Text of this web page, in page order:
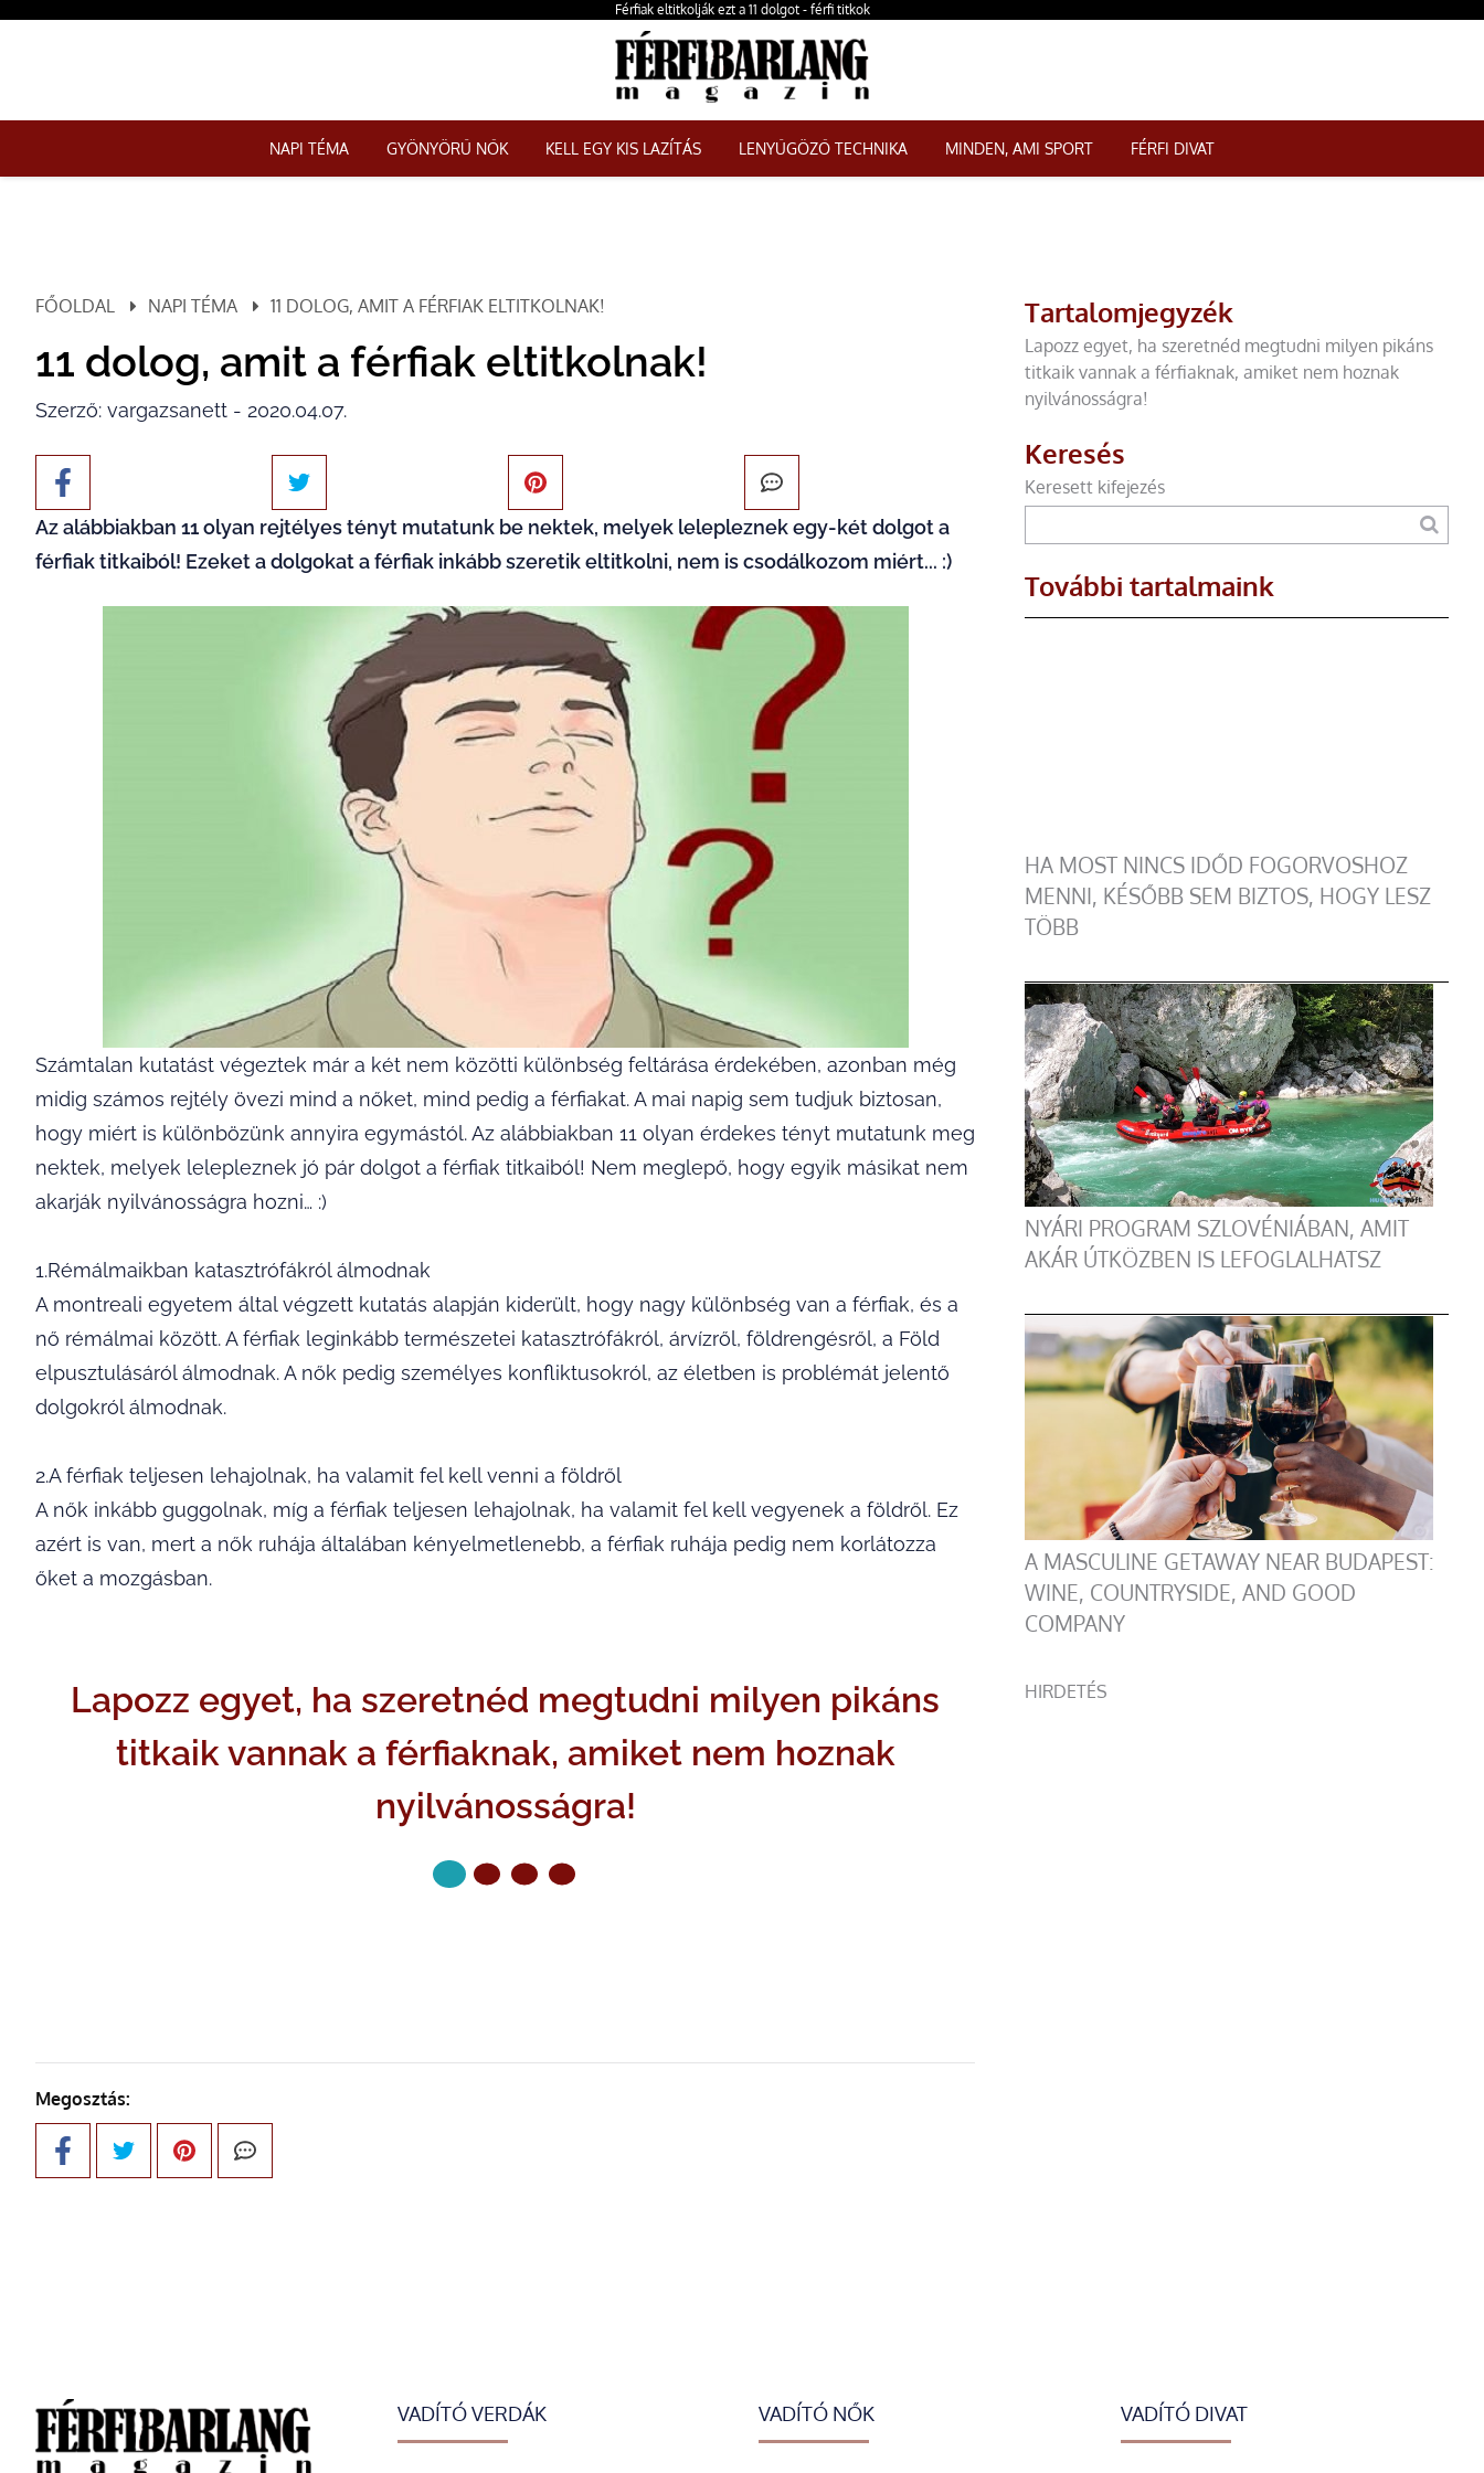
Férfiak eltitkolják ezt a 11 dolgot - férfi titkok
NAPI TÉMA GYÖNYÖRŰ NŐK KELL EGY KIS LAZÍTÁS LENYŰGÖZŐ TECHNIKA MINDEN, AMI SPORT FÉRFI DIVAT
FŐOLDAL NAPI TÉMA 11 DOLOG, AMIT A FÉRFIAK ELTITKOLNAK!
11 dolog, amit a férfiak eltitkolnak!
Szerző: vargazsanett - 2020.04.07.
Az alábbiakban 11 olyan rejtélyes tényt mutatunk be nektek, melyek lelepleznek egy-két dolgot a
férfiak titkaiból! Ezeket a dolgokat a férfiak inkább szeretik eltitkolni, nem is csodálkozom miért... :)
Számtalan kutatást végeztek már a két nem közötti különbség feltárása érdekében, azonban még
midig számos rejtély övezi mind a nőket, mind pedig a férfiakat. A mai napig sem tudjuk biztosan,
hogy miért is különbözünk annyira egymástól. Az alábbiakban 11 olyan érdekes tényt mutatunk meg
nektek, melyek lelepleznek jó pár dolgot a férfiak titkaiból! Nem meglepő, hogy egyik másikat nem
akarják nyilvánosságra hozni… :)
1.Rémálmaikban katasztrófákról álmodnak
A montreali egyetem által végzett kutatás alapján kiderült, hogy nagy különbség van a férfiak, és a
nő rémálmai között. A férfiak leginkább természetei katasztrófákról, árvízről, földrengésről, a Föld
elpusztulásáról álmodnak. A nők pedig személyes konfliktusokról, az életben is problémát jelentő
dolgokról álmodnak.
2.A férfiak teljesen lehajolnak, ha valamit fel kell venni a földről
A nők inkább guggolnak, míg a férfiak teljesen lehajolnak, ha valamit fel kell vegyenek a földről. Ez
azért is van, mert a nők ruhája általában kényelmetlenebb, a férfiak ruhája pedig nem korlátozza
őket a mozgásban.
Lapozz egyet, ha szeretnéd megtudni milyen pikáns
titkaik vannak a férfiaknak, amiket nem hoznak
nyilvánosságra!
Megosztás:
Tartalomjegyzék
Lapozz egyet, ha szeretnéd megtudni milyen pikáns
titkaik vannak a férfiaknak, amiket nem hoznak
nyilvánosságra!
Keresés
Keresett kifejezés
További tartalmaink
HA MOST NINCS IDŐD FOGORVOSHOZ
MENNI, KÉSŐBB SEM BIZTOS, HOGY LESZ
TÖBB
NYÁRI PROGRAM SZLOVÉNIÁBAN, AMIT
AKÁR ÚTKÖZBEN IS LEFOGLALHATSZ
A MASCULINE GETAWAY NEAR BUDAPEST:
WINE, COUNTRYSIDE, AND GOOD
COMPANY
HIRDETÉS
VADÍTÓ VERDÁK VADÍTÓ NŐK VADÍTÓ DIVAT